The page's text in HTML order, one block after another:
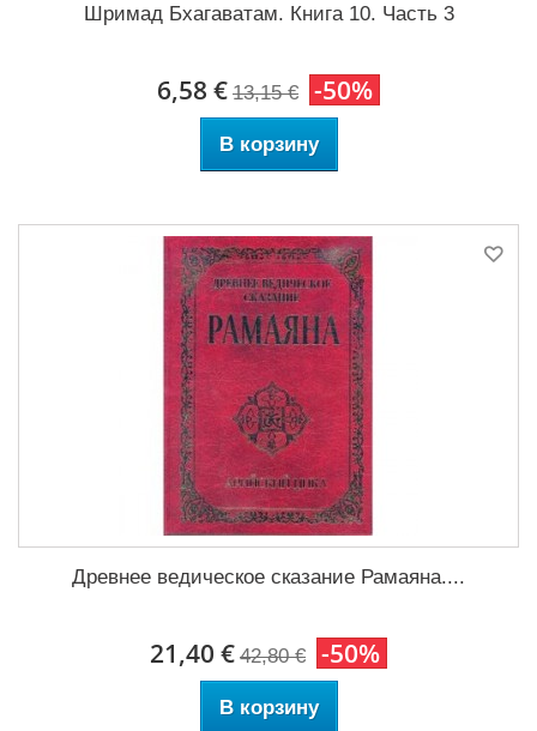
Шримад Бхагаватам. Книга 10. Часть 3
6,58 € 13,15 € -50%
В корзину
Древнее ведическое сказание Рамаяна....
21,40 € 42,80 € -50%
В корзину